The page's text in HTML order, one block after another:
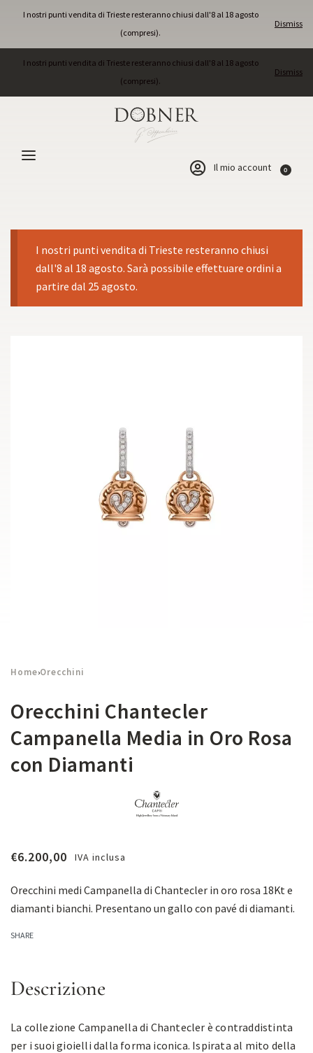
I nostri punti vendita di Trieste resteranno chiusi dall'8 al 18 agosto
(compresi).
Dismiss
I nostri punti vendita di Trieste resteranno chiusi dall'8 al 18 agosto
(compresi).
Dismiss
Il mio account 0
I nostri punti vendita di Trieste resteranno chiusi
dall'8 al 18 agosto. Sarà possibile effettuare ordini a
partire dal 25 agosto.
Home›Orecchini
Orecchini Chantecler
Campanella Media in Oro Rosa
con Diamanti
€6.200,00 IVA inclusa
Orecchini medi Campanella di Chantecler in oro rosa 18Kt e
diamanti bianchi. Presentano un gallo con pavé di diamanti.
SHARE
Descrizione
La collezione Campanella di Chantecler è contraddistinta
per i suoi gioielli dalla forma iconica. Ispirata al mito della